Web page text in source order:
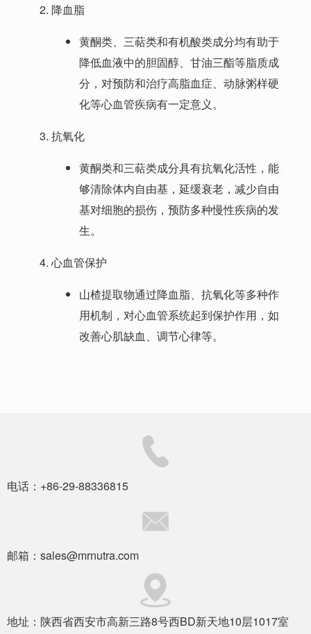
降血脂
黄酮类、三萜类和有机酸类成分均有助于
降低血液中的胆固醇、甘油三酯等脂质成
分，对预防和治疗高脂血症、动脉粥样硬
化等心血管疾病有一定意义。
抗氧化
黄酮类和三萜类成分具有抗氧化活性，能
够清除体内自由基，延缓衰老，减少自由
基对细胞的损伤，预防多种慢性疾病的发
生。
心血管保护
山楂提取物通过降血脂、抗氧化等多种作
用机制，对心血管系统起到保护作用，如
改善心肌缺血、调节心律等。
电话：+86-29-88336815
邮箱：sales@mrnutra.com
地址：陕西省西安市高新三路8号西BD新天地10层1017室